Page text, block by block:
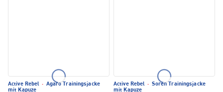
Active Rebel · Agaro Trainingsjacke
mit Kapuze
Active Rebel · Soren Trainingsjacke
mit Kapuze